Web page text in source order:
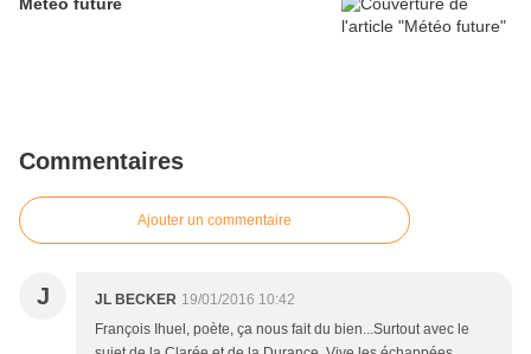
Commentaires
Ajouter un commentaire
J JL BECKER 19/01/2016 10:42
François Ihuel, poète, ça nous fait du bien...Surtout avec le